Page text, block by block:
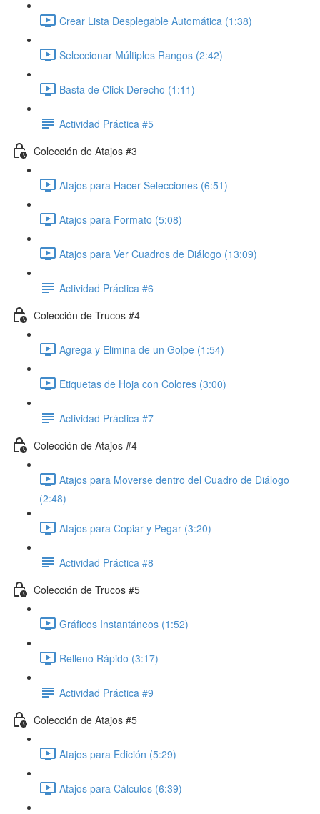
Crear Lista Desplegable Automática (1:38)
Seleccionar Múltiples Rangos (2:42)
Basta de Click Derecho (1:11)
Actividad Práctica #5
Colección de Atajos #3
Atajos para Hacer Selecciones (6:51)
Atajos para Formato (5:08)
Atajos para Ver Cuadros de Diálogo (13:09)
Actividad Práctica #6
Colección de Trucos #4
Agrega y Elimina de un Golpe (1:54)
Etiquetas de Hoja con Colores (3:00)
Actividad Práctica #7
Colección de Atajos #4
Atajos para Moverse dentro del Cuadro de Diálogo
(2:48)
Atajos para Copiar y Pegar (3:20)
Actividad Práctica #8
Colección de Trucos #5
Gráficos Instantáneos (1:52)
Relleno Rápido (3:17)
Actividad Práctica #9
Colección de Atajos #5
Atajos para Edición (5:29)
Atajos para Cálculos (6:39)